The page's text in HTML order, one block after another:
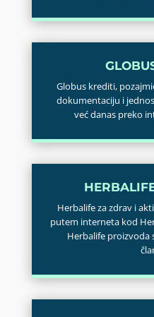
Globus krediti,
dokumentaciju i
već danas preko
Herbalife za zdrav i
putem interneta kod
Herbalife proizvoda